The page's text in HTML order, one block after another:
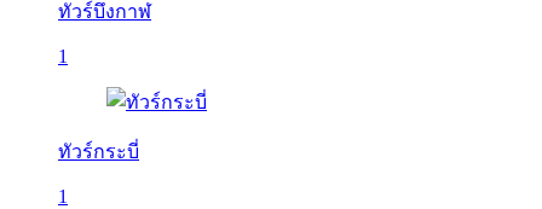
ทัวร์บึงกาฬ
1
ทัวร์กระบี่
1